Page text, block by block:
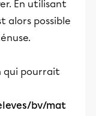
En utilisant
alors possible
qui pourrait
bv/mat